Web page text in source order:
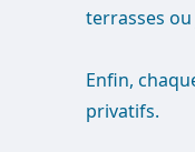
terrasses
Enfin,
privatifs.